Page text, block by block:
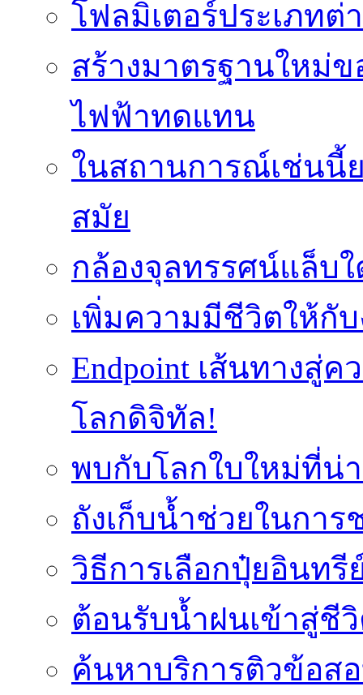
โฟลมิเตอร์ประเภทต่
สร้างมาตรฐานใหม่ข
ไฟฟ้าทดแทน
ในสถานการณ์เช่นนี้
สมัย
กล้องจุลทรรศน์แล็บ
เพิ่มความมีชีวิตให้กับ
Endpoint เส้นทางสู่
โลกดิจิทัล!
พบกับโลกใบใหม่ที่น่
ถังเก็บน้ำช่วยในกา
วิธีการเลือกปุ๋ยอินทรี
ต้อนรับน้ำฝนเข้าสู่ชี
ค้นหาบริการติวข้อส